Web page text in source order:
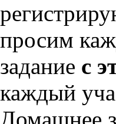
просим
задание с
каждый